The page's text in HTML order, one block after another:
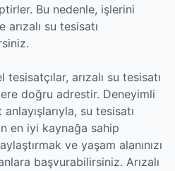
Bu nedenle, işlerini
su tesisatı
arızalı su tesisatı
doğru adrestir. Deneyimli
su tesisatı
en iyi kaynağa sahip
ve yaşam alanınızı
başvurabilirsiniz. Arızalı